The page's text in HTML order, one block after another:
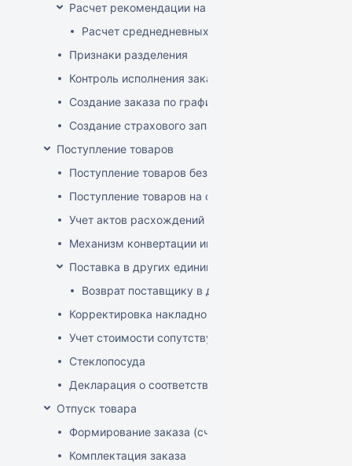
Расчет рекомендации на закупку
Расчет среднедневных продаж
Признаки разделения
Контроль исполнения заказов поставщиком
Создание заказа по графику
Создание страхового запаса
Поступление товаров
Поступление товаров без заказа
Поступление товаров на основе заказа
Учет актов расхождений при поступлении товаров
Механизм конвертации инвойсов из иностранной
Поставка в других единицах
Возврат поставщику в других единицах
Корректировка накладной (РФ)
Учет стоимости сопутствующих услуг в приходе
Стеклопосуда
Декларация о соответствии
Отпуск товара
Формирование заказа (счета-фактуры)
Комплектация заказа